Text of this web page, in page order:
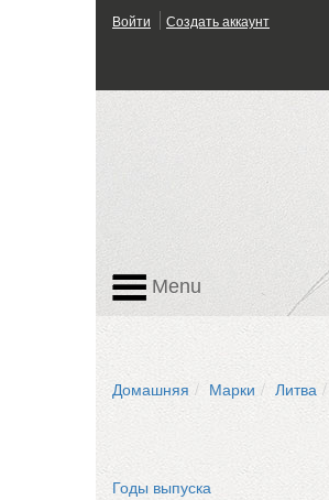
Войти Создать аккаунт
Menu
Домашняя Марки Литва
Годы выпуска